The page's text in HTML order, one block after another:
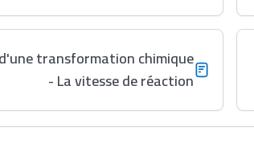
transformation chimique
- La vitesse de réaction